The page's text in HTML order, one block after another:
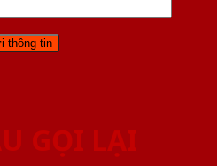
GỌI LẠI